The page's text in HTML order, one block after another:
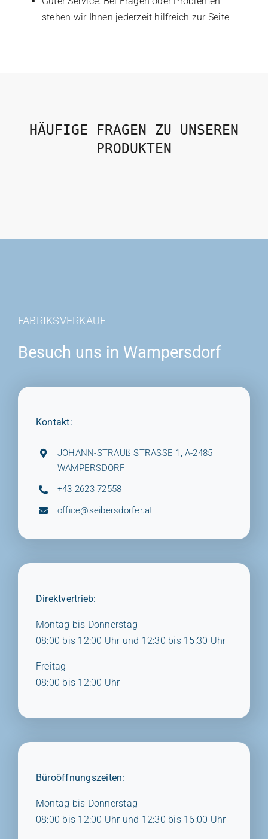
be
chosen
stehen wir Ihnen jederzeit hilfreich zur Seite
HÄUFIGE FRAGEN ZU UNSEREN
PRODUKTEN
FABRIKSVERKAUF
Besuch uns in Wampersdorf
Kontakt:
JOHANN-STRAUß STRASSE 1, A-2485
WAMPERSDORF
+43 2623 72558
office@seibersdorfer.at
Direktvertrieb:
Montag bis Donnerstag
08:00 bis 12:00 Uhr und 12:30 bis 15:30 Uhr
Freitag
08:00 bis 12:00 Uhr
Büroöffnungszeiten:
Montag bis Donnerstag
08:00 bis 12:00 Uhr und 12:30 bis 16:00 Uhr